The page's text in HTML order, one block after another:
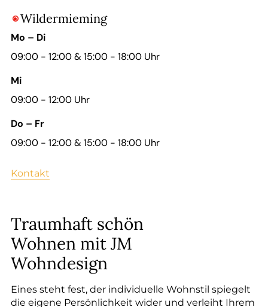
--
Wildermieming
Mo – Di
09:00 - 12:00 & 15:00 - 18:00 Uhr
Mi
09:00 - 12:00 Uhr
Do – Fr
09:00 - 12:00 & 15:00 - 18:00 Uhr
Kontakt
Traumhaft schön
Wohnen mit JM
Wohndesign
Eines steht fest, der individuelle Wohnstil spiegelt
die eigene Persönlichkeit wider und verleiht Ihrem